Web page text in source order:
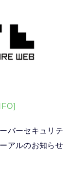
バーセキュリテ
アルのお知らせ